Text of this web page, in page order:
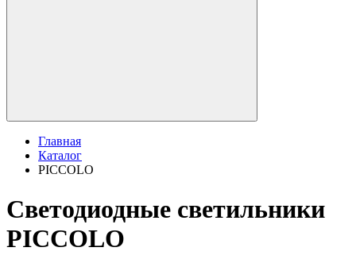
Главная
Каталог
PICCOLO
Светодиодные светильники
PICCOLO